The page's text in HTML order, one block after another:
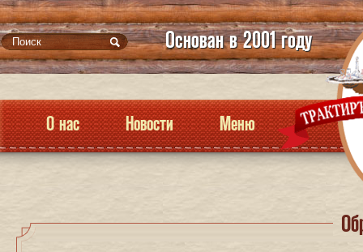
Основан в 2001 году
О нас Новости Меню